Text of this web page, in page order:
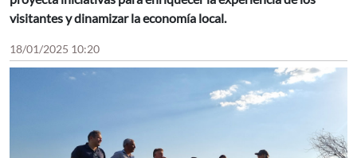
visitantes y dinamizar la economía local.
18/01/2025 10:20